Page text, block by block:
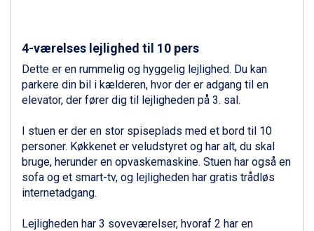
Sauze dOulx fra DKK 4.045
Alleghe fra DKK 5.595
Bad Gastein fra DKK 4.195
Arabba fra DKK 7.045
La Thuile fra DKK 4.595
Cervinia fra DKK 5.295
Saalbach fra DKK 5.945
Sölden fra DKK 8.445
Bad Hofgastein fra DKK 5.495
Passo Tonale fra DKK 3.795
4-værelses lejlighed til 10 pers
Dette er en rummelig og hyggelig lejlighed. Du kan
parkere din bil i kælderen, hvor der er adgang til en
elevator, der fører dig til lejligheden på 3. sal.
I stuen er der en stor spiseplads med et bord til 10
personer. Køkkenet er veludstyret og har alt, du skal
bruge, herunder en opvaskemaskine. Stuen har også en
sofa og et smart-tv, og lejligheden har gratis trådløs
internetadgang.
Lejligheden har 3 soveværelser, hvoraf 2 har en